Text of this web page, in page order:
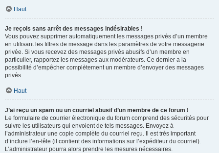
Haut
Je reçois sans arrêt des messages indésirables !
Vous pouvez supprimer automatiquement les messages privés d’un membre
en utilisant les filtres de message dans les paramètres de votre messagerie
privée. Si vous recevez des messages privés abusifs d’un membre en
particulier, rapportez les messages aux modérateurs. Ce dernier a la
possibilité d’empêcher complètement un membre d’envoyer des messages
privés.
Haut
J’ai reçu un spam ou un courriel abusif d’un membre de ce forum !
Le formulaire de courrier électronique du forum comprend des sécurités pour
suivre les utilisateurs qui envoient de tels messages. Envoyez à
l’administrateur une copie complète du courriel reçu. Il est très important
d’inclure l’en-tête (il contient des informations sur l’expéditeur du courriel).
L’administrateur pourra alors prendre les mesures nécessaires.